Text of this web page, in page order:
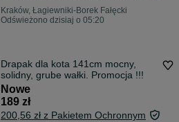
Kraków, Łagiewniki-Borek Fałęcki
Odświeżono dzisiaj o 05:20
Drapak dla kota 141cm mocny,
solidny, grube wałki. Promocja !!!
Nowe
189 zł
200,56 zł z Pakietem Ochronnym